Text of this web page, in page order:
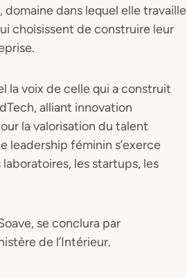
dans lequel elle travaille
choisissent de construire leur
voix de celle qui a construit
alliant innovation
la valorisation du talent
leadership féminin s’exerce
laboratoires, les startups, les
se conclura par
de l’Intérieur.